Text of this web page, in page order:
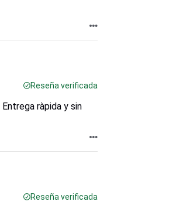
Reseña verificada
ràpida y sin
Reseña verificada